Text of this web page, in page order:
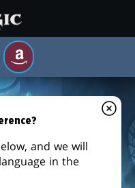
AMAZON
and we will
in the